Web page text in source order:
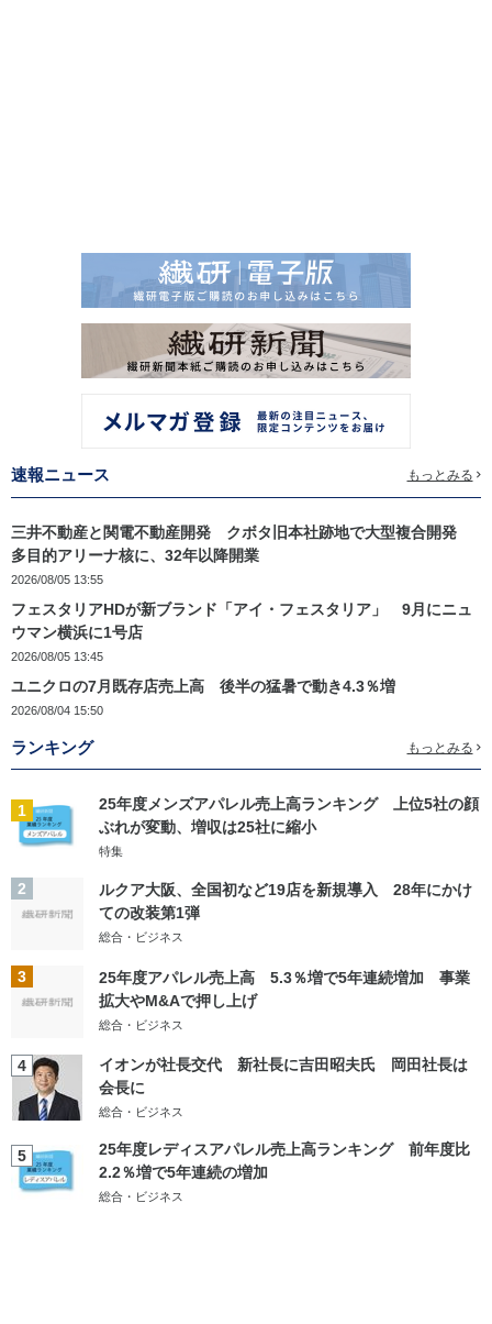
速報ニュース もっとみる
三井不動産と関電不動産開発 クボタ旧本社跡地で大型複合開発
多目的アリーナ核に、32年以降開業
2026/08/05 13:55
フェスタリアHDが新ブランド「アイ・フェスタリア」 9月にニュ
ウマン横浜に1号店
2026/08/05 13:45
ユニクロの7月既存店売上高 後半の猛暑で動き4.3％増
2026/08/04 15:50
ランキング もっとみる
1
25年度メンズアパレル売上高ランキング 上位5社の顔
ぶれが変動、増収は25社に縮小
特集
2
ルクア大阪、全国初など19店を新規導入 28年にかけ
ての改装第1弾
総合・ビジネス
3
25年度アパレル売上高 5.3％増で5年連続増加 事業
拡大やM&Aで押し上げ
総合・ビジネス
4
イオンが社長交代 新社長に吉田昭夫氏 岡田社長は
会長に
総合・ビジネス
5
25年度レディスアパレル売上高ランキング 前年度比
2.2％増で5年連続の増加
総合・ビジネス